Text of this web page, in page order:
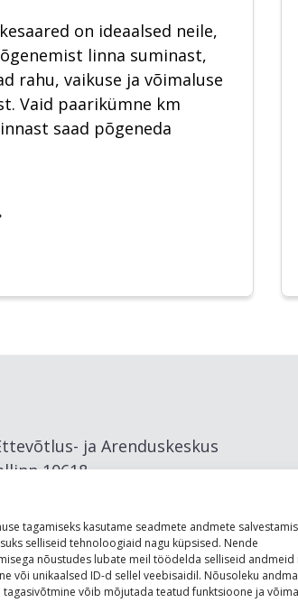
tagamiseks kasutame seadmete andmete
selliseid tehnoloogiaid nagu küpsised. Nende
nõustudes lubate meil töödelda selliseid andmeid
või unikaalsed ID-d sellel veebisaidil. Nõusoleku
võib mõjutada teatud funktsioone ja
on ideaalsed neile,
linna suminast,
rahu, vaikuse ja võimaluse
Vaid paarikümne km
saad põgeneda
ja Arenduskeskus
10618